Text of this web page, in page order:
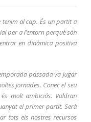
tenim al cap. És un partit a
per a l’entorn perquè són
en dinàmica positiva
passada va jugar
jornades. Conec el seu
molt ambiciós. Voldran
el primer partit. Serà
tots els nostres recursos